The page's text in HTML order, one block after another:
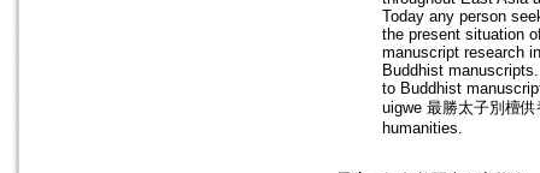
Today any person
the present situation
manuscript research
Buddhist
to Buddhist
uigwe 最勝太子別檀
humanities.